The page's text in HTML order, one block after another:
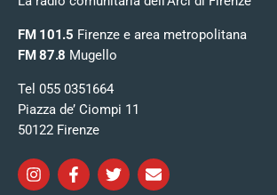
FM 101.5 Firenze e area metropolitana
FM 87.8 Mugello
Tel 055 0351664
Piazza de’ Ciompi 11
50122 Firenze